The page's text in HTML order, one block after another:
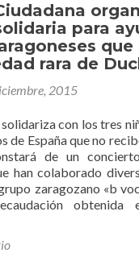
para
que
rara de
2015
con los tres
de España que no
de un
han colaborado
zaragozano «b
obtenida